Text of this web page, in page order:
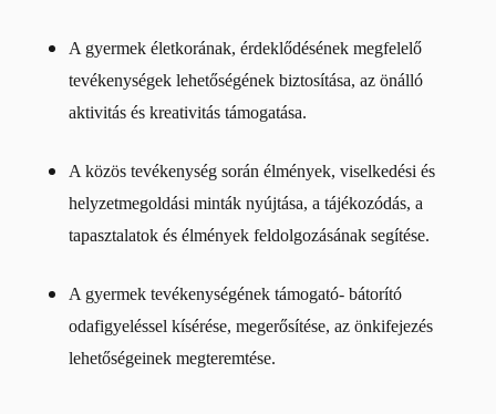
A gyermek életkorának, érdeklődésének megfelelő
tevékenységek lehetőségének biztosítása, az önálló
aktivitás és kreativitás támogatása.
A közös tevékenység során élmények, viselkedési és
helyzetmegoldási minták nyújtása, a tájékozódás, a
tapasztalatok és élmények feldolgozásának segítése.
A gyermek tevékenységének támogató- bátorító
odafigyeléssel kísérése, megerősítése, az önkifejezés
lehetőségeinek megteremtése.